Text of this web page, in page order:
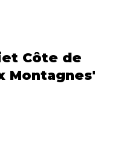
Côte de
Montagnes'